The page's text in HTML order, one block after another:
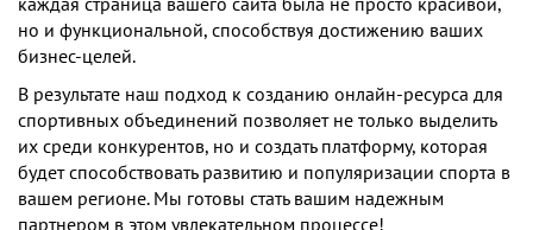
но и функциональной, способствуя достижению ваших
бизнес-целей.
В результате наш подход к созданию онлайн-ресурса для
спортивных объединений позволяет не только выделить
их среди конкурентов, но и создать платформу, которая
будет способствовать развитию и популяризации спорта в
вашем регионе. Мы готовы стать вашим надежным
партнером в этом увлекательном процессе!